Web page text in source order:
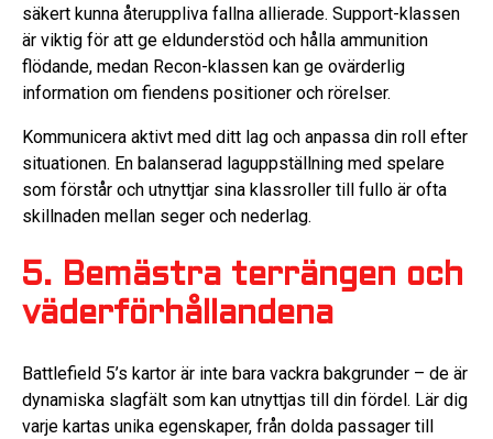
säkert kunna återuppliva fallna allierade. Support-klassen
är viktig för att ge eldunderstöd och hålla ammunition
flödande, medan Recon-klassen kan ge ovärderlig
information om fiendens positioner och rörelser.
Kommunicera aktivt med ditt lag och anpassa din roll efter
situationen. En balanserad laguppställning med spelare
som förstår och utnyttjar sina klassroller till fullo är ofta
skillnaden mellan seger och nederlag.
5. Bemästra terrängen och
väderförhållandena
Battlefield 5’s kartor är inte bara vackra bakgrunder – de är
dynamiska slagfält som kan utnyttjas till din fördel. Lär dig
varje kartas unika egenskaper, från dolda passager till